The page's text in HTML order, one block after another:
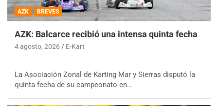
AZK BREVES
AZK: Balcarce recibió una intensa quinta fecha
4 agosto, 2026 E-Kart
La Asociación Zonal de Karting Mar y Sierras disputó la
quinta fecha de su campeonato en…